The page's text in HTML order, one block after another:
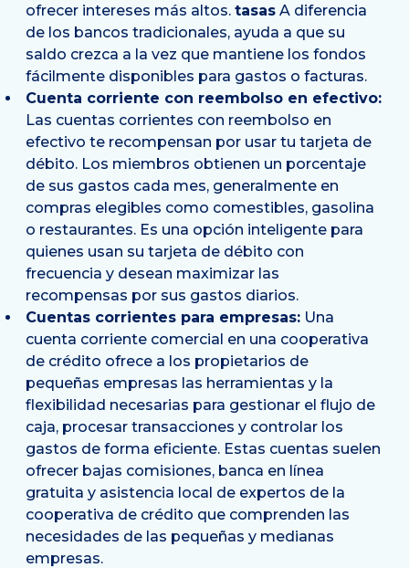
ofrecer intereses más altos. tasas A diferencia
de los bancos tradicionales, ayuda a que su
saldo crezca a la vez que mantiene los fondos
fácilmente disponibles para gastos o facturas.
Cuenta corriente con reembolso en efectivo:
Las cuentas corrientes con reembolso en
efectivo te recompensan por usar tu tarjeta de
débito. Los miembros obtienen un porcentaje
de sus gastos cada mes, generalmente en
compras elegibles como comestibles, gasolina
o restaurantes. Es una opción inteligente para
quienes usan su tarjeta de débito con
frecuencia y desean maximizar las
recompensas por sus gastos diarios.
Cuentas corrientes para empresas: Una
cuenta corriente comercial en una cooperativa
de crédito ofrece a los propietarios de
pequeñas empresas las herramientas y la
flexibilidad necesarias para gestionar el flujo de
caja, procesar transacciones y controlar los
gastos de forma eficiente. Estas cuentas suelen
ofrecer bajas comisiones, banca en línea
gratuita y asistencia local de expertos de la
cooperativa de crédito que comprenden las
necesidades de las pequeñas y medianas
empresas.